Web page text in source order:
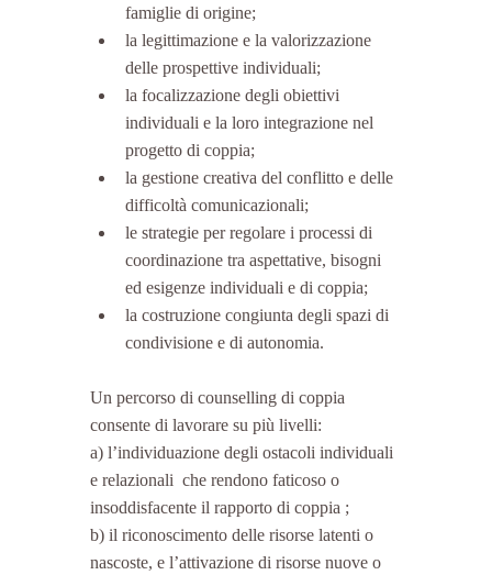
famiglie di origine;
la legittimazione e la valorizzazione
delle prospettive individuali;
la focalizzazione degli obiettivi
individuali e la loro integrazione nel
progetto di coppia;
la gestione creativa del conflitto e delle
difficoltà comunicazionali;
le strategie per regolare i processi di
coordinazione tra aspettative, bisogni
ed esigenze individuali e di coppia;
la costruzione congiunta degli spazi di
condivisione e di autonomia.
Un percorso di counselling di coppia
consente di lavorare su più livelli:
a) l’individuazione degli ostacoli individuali
e relazionali  che rendono faticoso o
insoddisfacente il rapporto di coppia ;
b) il riconoscimento delle risorse latenti o
nascoste, e l’attivazione di risorse nuove o